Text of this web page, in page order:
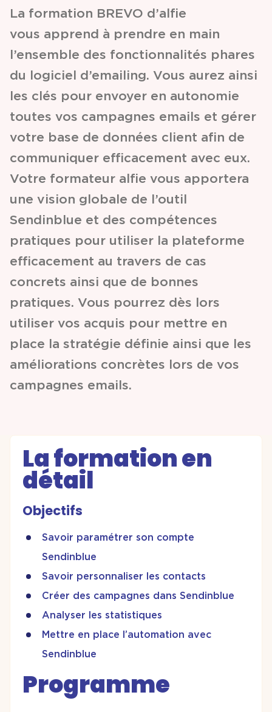
Partenariats &
Coopérations
Événements
& Contenus
& Services
La formation BREVO d’alfie
vous apprend à prendre en main
l’ensemble des fonctionnalités phares
du logiciel d’emailing. Vous aurez ainsi
les clés pour envoyer en autonomie
toutes vos campagnes emails et gérer
votre base de données client afin de
communiquer efficacement avec eux.
Votre formateur alfie vous apportera
une vision globale de l’outil
Sendinblue et des compétences
pratiques pour utiliser la plateforme
efficacement au travers de cas
concrets ainsi que de bonnes
pratiques. Vous pourrez dès lors
utiliser vos acquis pour mettre en
place la stratégie définie ainsi que les
améliorations concrètes lors de vos
campagnes emails.
La formation en
détail
Objectifs
Savoir paramétrer son compte
Sendinblue
Savoir personnaliser les contacts
Créer des campagnes dans Sendinblue
Analyser les statistiques
Mettre en place l’automation avec
Sendinblue
Programme